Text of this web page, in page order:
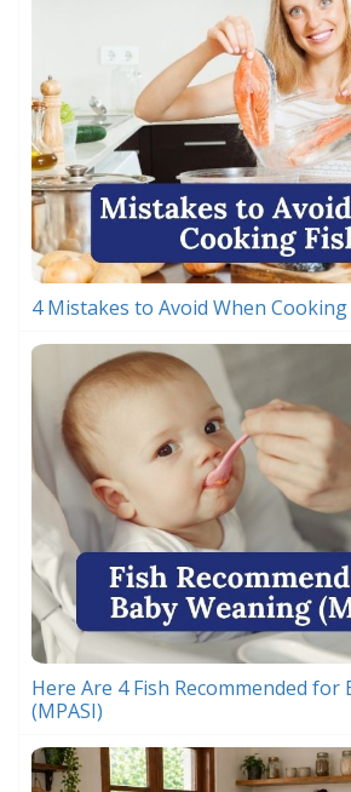
4 Mistakes to Avoid When Cooking
Here Are 4 Fish Recommended for
(MPASI)